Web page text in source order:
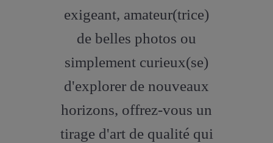
exigeant, amateur(trice)
de belles photos ou
simplement curieux(se)
d'explorer de nouveaux
horizons, offrez-vous un
tirage d'art de qualité qui